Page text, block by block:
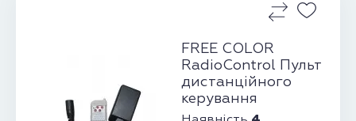
FREE COLOR
RadioControl Пульт
дистанційного
керування
генераторами